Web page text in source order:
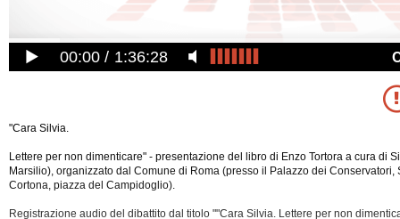
00:00 1:36:28
"Cara Silvia.
Lettere per non dimenticare" - presentazione del libro di Enzo Tortora a cura di
Marsilio), organizzato dal Comune di Roma (presso il Palazzo dei Conservatori,
Cortona, piazza del Campidoglio).
Registrazione audio del dibattito dal titolo ""Cara Silvia. Lettere per non